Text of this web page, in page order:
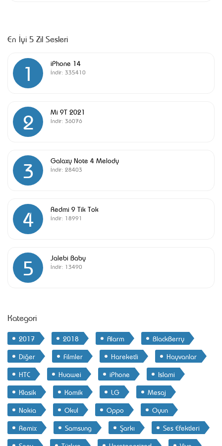
En İyi 5 Zil Sesleri
1 iPhone 14
İndir: 335410
2 Mi 9T 2021
İndir: 36076
3 Galaxy Note 4 Melody
İndir: 28403
4 Redmi 9 Tik Tok
İndir: 18991
5 Jalebi Baby
İndir: 13490
Kategori
2017 2018 Alarm
BlackBerry
Diğer
Filmler Hareketli
Hayvanlar
HTC
Huawei iPhone
Islami
Klasik
Komik LG
Mesaj
Nokia
Okul Oppo
Oyun
Remix
Samsung Şarkı
Ses Efektleri